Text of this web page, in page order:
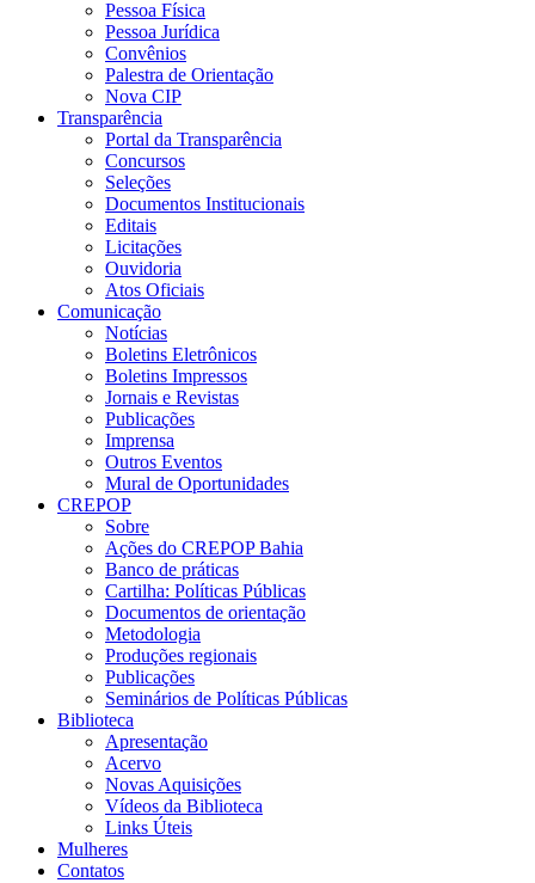
Pessoa Física
Pessoa Jurídica
Convênios
Palestra de Orientação
Nova CIP
Transparência
Portal da Transparência
Concursos
Seleções
Documentos Institucionais
Editais
Licitações
Ouvidoria
Atos Oficiais
Comunicação
Notícias
Boletins Eletrônicos
Boletins Impressos
Jornais e Revistas
Publicações
Imprensa
Outros Eventos
Mural de Oportunidades
CREPOP
Sobre
Ações do CREPOP Bahia
Banco de práticas
Cartilha: Políticas Públicas
Documentos de orientação
Metodologia
Produções regionais
Publicações
Seminários de Políticas Públicas
Biblioteca
Apresentação
Acervo
Novas Aquisições
Vídeos da Biblioteca
Links Úteis
Mulheres
Contatos